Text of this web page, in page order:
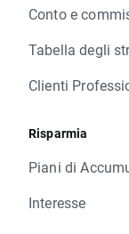
Conto e
Tabella degli
Clienti
Risparmia
Piani di
Interesse